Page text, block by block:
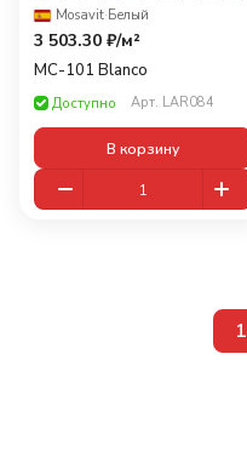
Mosavit·Белый
3 503.30 ₽/м²
MC-101 Blanco
Доступно Арт. LAR084
В корзину
1